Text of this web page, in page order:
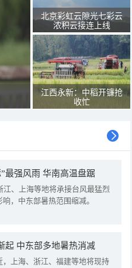
北京彩虹云隙光七彩云
浓积云接连上线
江西永新：中稻开镰抢
收忙
最强风雨 华南高温盘踞
、上海等地将承接台风最猛烈
，中东部暑热范围缩减。
起 中东部多地暑热消减
，上海、浙江、福建等地将现持